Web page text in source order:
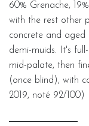
60% Grenache,
with the rest other
concrete and aged
demi-muids. It's
mid-palate, then
(once blind), with
2019, noté 92/100)